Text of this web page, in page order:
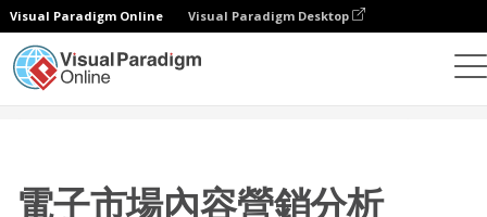
Visual Paradigm Online Visual Paradigm Desktop
電子市場內容營銷分析